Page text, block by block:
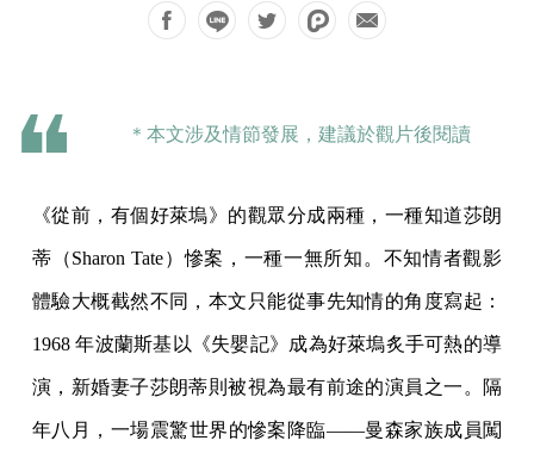
＊本文涉及情節發展，建議於觀片後閱讀
《從前，有個好萊塢》的觀眾分成兩種，一種知道莎朗
蒂（Sharon Tate）慘案，一種一無所知。不知情者觀影
體驗大概截然不同，本文只能從事先知情的角度寫起：
1968 年波蘭斯基以《失嬰記》成為好萊塢炙手可熱的導
演，新婚妻子莎朗蒂則被視為最有前途的演員之一。隔
年八月，一場震驚世界的慘案降臨——曼森家族成員闖